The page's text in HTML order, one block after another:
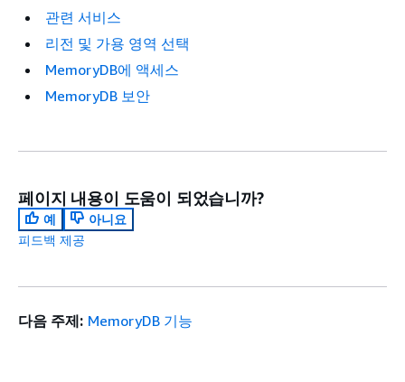
관련 서비스
리전 및 가용 영역 선택
MemoryDB에 액세스
MemoryDB 보안
페이지 내용이 도움이 되었습니까?
예
아니요
피드백 제공
다음 주제: MemoryDB 기능